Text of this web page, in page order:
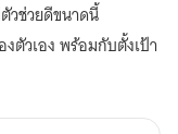
วช่วยดีขนาดนี้
ตัวเอง พร้อมกับตั้งเป้า